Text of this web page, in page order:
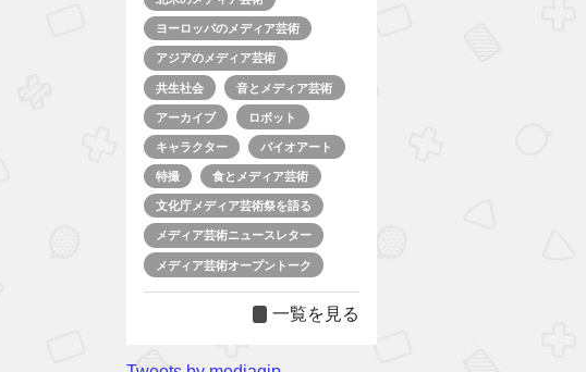
ヨーロッパのメディア芸術
アジアのメディア芸術
共生社会 音とメディア芸術
アーカイブ ロボット
キャラクター バイオアート
特撮 食とメディア芸術
文化庁メディア芸術祭を語る
メディア芸術ニュースレター
メディア芸術オープントーク
一覧を見る